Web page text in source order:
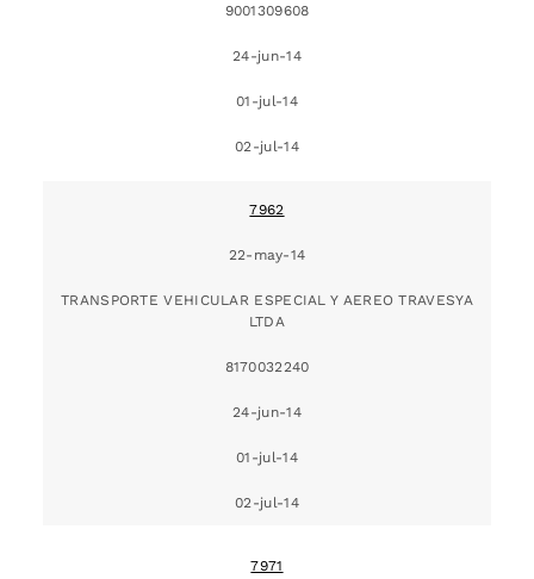
9001309608
24-jun-14
01-jul-14
02-jul-14
7962
22-may-14
TRANSPORTE VEHICULAR ESPECIAL Y AEREO TRAVESYA
LTDA
8170032240
24-jun-14
01-jul-14
02-jul-14
7971